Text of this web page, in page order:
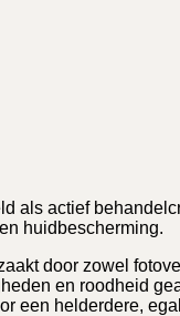
als actief
huidbescherming.
door zowel
en roodheid
een helderdere,